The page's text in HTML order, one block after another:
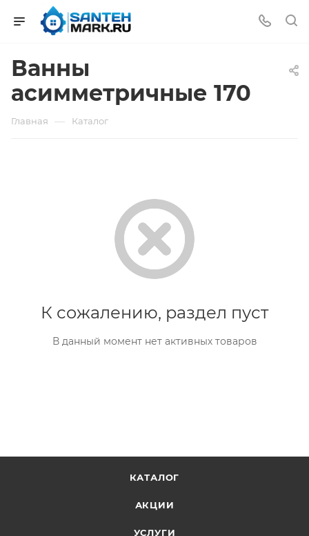
Ванны
асимметричные 170
Главная — Каталог
К сожалению, раздел пуст
В данный момент нет активных товаров
КАТАЛОГ
АКЦИИ
УСЛУГИ